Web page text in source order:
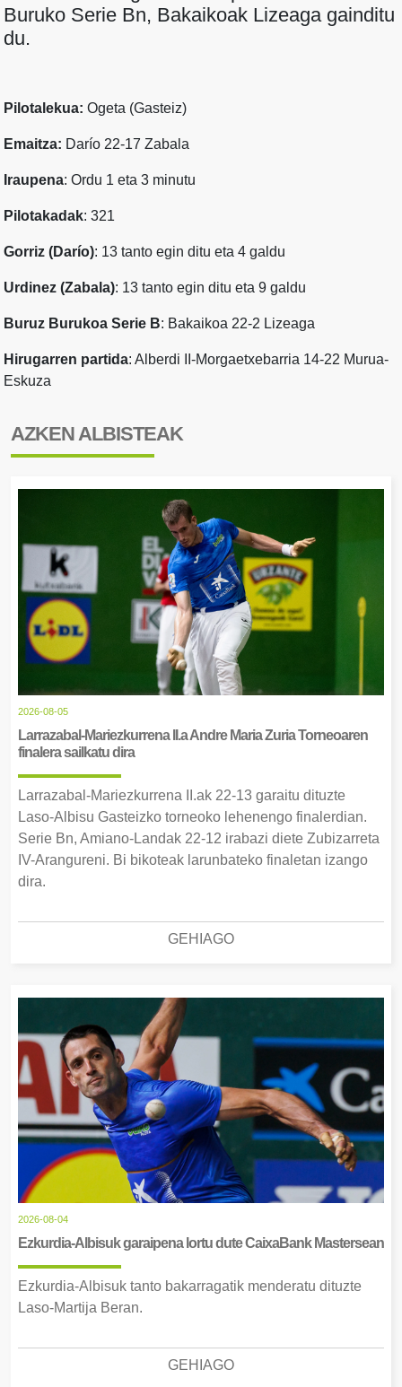
Buruko Serie Bn, Bakaikoak Lizeaga gainditu
du.
Pilotalekua: Ogeta (Gasteiz)
Emaitza: Darío 22-17 Zabala
Iraupena: Ordu 1 eta 3 minutu
Pilotakadak: 321
Gorriz (Darío): 13 tanto egin ditu eta 4 galdu
Urdinez (Zabala): 13 tanto egin ditu eta 9 galdu
Buruz Burukoa Serie B: Bakaikoa 22-2 Lizeaga
Hirugarren partida: Alberdi II-Morgaetxebarria 14-22 Murua-
Eskuza
AZKEN ALBISTEAK
2026-08-05
Larrazabal-Mariezkurrena II.a Andre Maria Zuria Torneoaren
finalera sailkatu dira
Larrazabal-Mariezkurrena II.ak 22-13 garaitu dituzte
Laso-Albisu Gasteizko torneoko lehenengo finalerdian.
Serie Bn, Amiano-Landak 22-12 irabazi diete Zubizarreta
IV-Arangureni. Bi bikoteak larunbateko finaletan izango
dira.
GEHIAGO
2026-08-04
Ezkurdia-Albisuk garaipena lortu dute CaixaBank Mastersean
Ezkurdia-Albisuk tanto bakarragatik menderatu dituzte
Laso-Martija Beran.
GEHIAGO